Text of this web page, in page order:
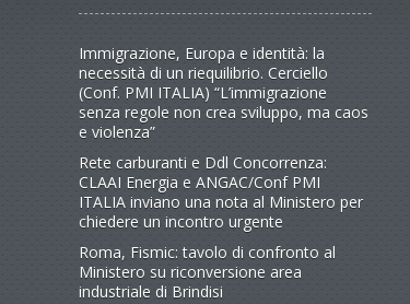
Immigrazione, Europa e identità: la
necessità di un riequilibrio. Cerciello
(Conf. PMI ITALIA) “L’immigrazione
senza regole non crea sviluppo, ma caos
e violenza”
Rete carburanti e Ddl Concorrenza:
CLAAI Energia e ANGAC/Conf PMI
ITALIA inviano una nota al Ministero per
chiedere un incontro urgente
Roma, Fismic: tavolo di confronto al
Ministero su riconversione area
industriale di Brindisi